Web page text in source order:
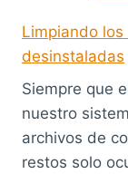
Limpiando
desinstaladas
Siempre que
nuestro
archivos de
restos solo